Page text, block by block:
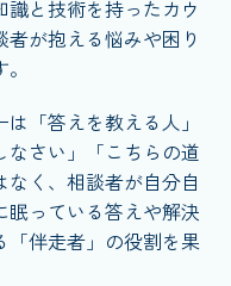
と技術を持ったカウ
が抱える悩みや困り
「答えを教える人」
なさい」「こちらの道
く、相談者が自分自
っている答えや解決
伴走者」の役割を果